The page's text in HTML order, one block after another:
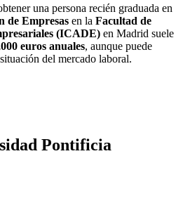
una persona recién graduada en
de Empresas en la Facultad de
(ICADE) en Madrid suele
euros anuales, aunque puede
del mercado laboral.
Pontificia